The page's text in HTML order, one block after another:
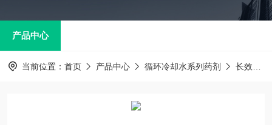
产品中心
当前位置： 首页 产品中心 循环冷却水系列药剂 长效防冻液